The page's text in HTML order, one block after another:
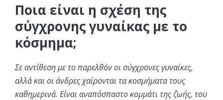
Ποια είναι η σχέση της
σύγχρονης γυναίκας με το
κόσμημα;
Σε αντίθεση με το παρελθόν οι σύγχρονες γυναίκες,
αλλά και οι άνδρες χαίρονται τα κοσμήματα τους
καθημερινά. Είναι αναπόσπαστο κομμάτι της ζωής, του